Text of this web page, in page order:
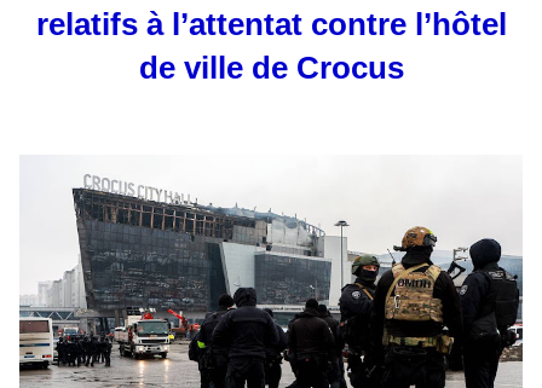
relatifs à l’attentat contre l’hôtel
de ville de Crocus